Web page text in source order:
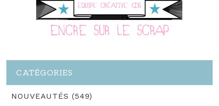
CATÉGORIES
NOUVEAUTÉS (549)